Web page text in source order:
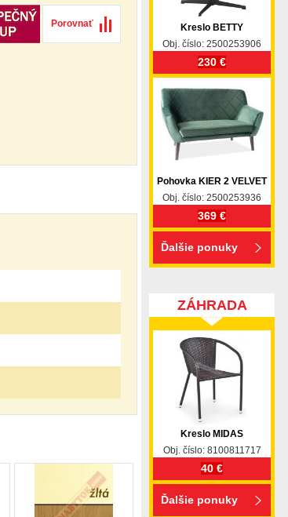
Porovnať
Kreslo BETTY
Obj. číslo: 2500253906
230 €
Pohovka KIER 2 VELVET
Obj. číslo: 2500253936
369 €
Ďalšie ponuky
ZÁHRADA
Kreslo MIDAS
Obj. číslo: 8100811717
40 €
Ďalšie ponuky